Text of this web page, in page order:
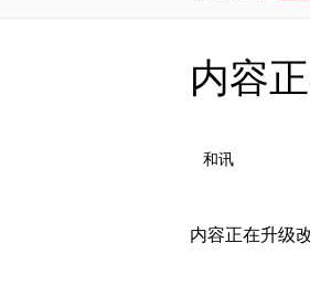
内容
和讯
内容正在升级